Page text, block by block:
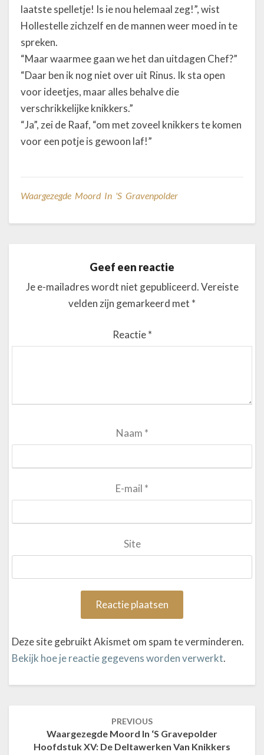
laatste spelletje! Is ie nou helemaal zeg!”, wist
Hollestelle zichzelf en de mannen weer moed in te
spreken.
“Maar waarmee gaan we het dan uitdagen Chef?”
“Daar ben ik nog niet over uit Rinus. Ik sta open
voor ideetjes, maar alles behalve die
verschrikkelijke knikkers.”
“Ja”, zei de Raaf, “om met zoveel knikkers te komen
voor een potje is gewoon laf!”
Waargezegde Moord In 's Gravenpolder
Geef een reactie
Je e-mailadres wordt niet gepubliceerd.Vereiste
velden zijn gemarkeerd met *
Reactie*
Naam *
E-mail *
Site
Deze site gebruikt Akismet om spam te verminderen.
Bekijk hoe je reactie gegevens worden verwerkt.
navigation
PREVIOUS
Waargezegde Moord In ‘s Gravepolder
Hoofdstuk XV: De Deltawerken Van Knikkers